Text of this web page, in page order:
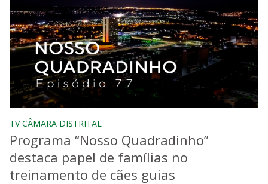
TV CÂMARA DISTRITAL
Programa “Nosso Quadradinho”
destaca papel de famílias no
treinamento de cães guias